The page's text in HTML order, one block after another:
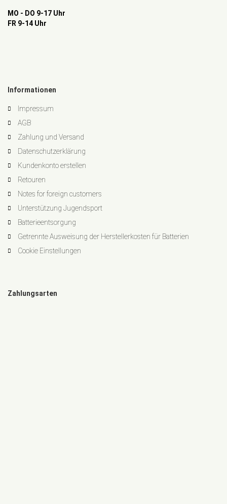
MO - DO 9-17 Uhr
FR 9-14 Uhr
Informationen
Impressum
AGB
Zahlung und Versand
Datenschutzerklärung
Kundenkonto erstellen
Retouren
Notes for foreign customers
Unterstützung Jugendsport
Batterieentsorgung
Getrennte Ausweisung der Herstellerkosten für Batterien
Cookie Einstellungen
Zahlungsarten